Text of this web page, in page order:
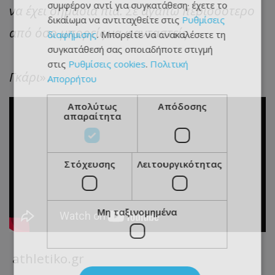
να έχει σημασία πια. Σε αγαπώ περισσότερο
από όσο μπορείς να φανταστείς.
Γκάρι».
athletiko.gr
συμφέρον αντί για συγκατάθεση· έχετε το
δικαίωμα να αντιταχθείτε στις Ρυθμίσεις
διαφήμισης. Μπορείτε να ανακαλέσετε τη
συγκατάθεσή σας οποιαδήποτε στιγμή
στις Ρυθμίσεις cookies. Πολιτική
Απορρήτου
Απολύτως
απαραίτητα
Απόδοσης
Στόχευσης Λειτουργικότητας
Μη ταξινομημένα